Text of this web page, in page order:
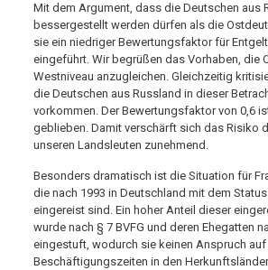
Mit dem Argument, dass die Deutschen aus
bessergestellt werden dürfen als die
sie ein niedriger Bewertungsfaktor für
eingeführt. Wir begrüßen das Vorhaben, die
Westniveau anzugleichen. Gleichzeitig
die Deutschen aus Russland in dieser
vorkommen. Der Bewertungsfaktor von 0,6
geblieben. Damit verschärft sich das Risiko
unseren Landsleuten zunehmend.
Besonders dramatisch ist die Situation für
die nach 1993 in Deutschland mit dem
eingereist sind. Ein hoher Anteil dieser
wurde nach § 7 BVFG und deren Ehegatten
eingestuft, wodurch sie keinen Anspruch auf
Beschäftigungszeiten in den